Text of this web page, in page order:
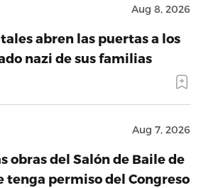
Aug 8, 2026
abren las puertas a los
nazi de sus familias
Aug 7, 2026
obras del Salón de Baile de
tenga permiso del Congreso